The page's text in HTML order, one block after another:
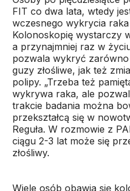
FIT co dwa lata, wtedy
wczesnego wykrycia
Kolonoskopię wystarczy
a przynajmniej raz w
pozwala wykryć
guzy złośliwe, jak też
polipy. „Trzeba też
wykrywa raka, ale
trakcie badania można
przekształcą się w
Reguła. W rozmowie z
ciągu 2-3 lat może się
złośliwy.
Wiele osób obawia się